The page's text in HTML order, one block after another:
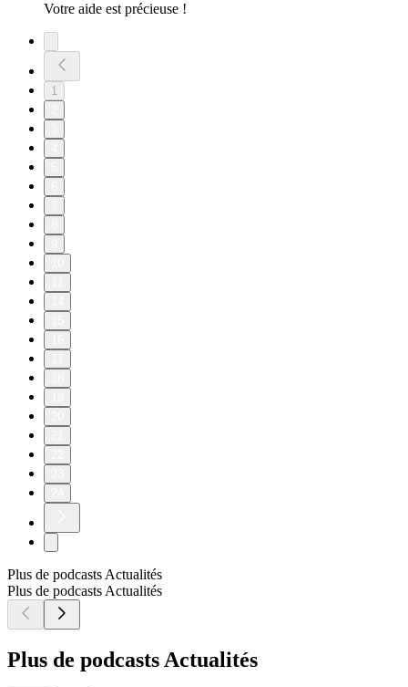
Votre aide est précieuse !
1
Plus de podcasts Actualités
Plus de podcasts Actualités
Plus de podcasts Actualités